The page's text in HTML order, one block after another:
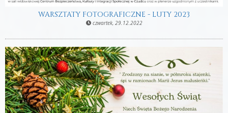
WARSZTATY FOTOGRAFICZNE - LUTY 2023
czwartek, 29.12.2022